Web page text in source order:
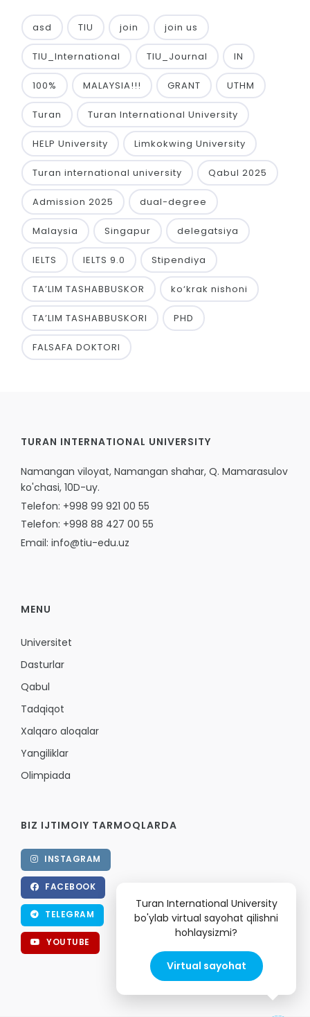
asd TIU join join us
TIU_International TIU_Journal IN
100% MALAYSIA!!! GRANT UTHM
Turan Turan International University
HELP University Limkokwing University
Turan international university Qabul 2025
Admission 2025 dual-degree
Malaysia Singapur delegatsiya
IELTS IELTS 9.0 Stipendiya
TA’LIM TASHABBUSKOR ko‘krak nishoni
TA’LIM TASHABBUSKORI PHD
FALSAFA DOKTORI
TURAN INTERNATIONAL UNIVERSITY
Namangan viloyat, Namangan shahar, Q. Mamarasulov
ko'chasi, 10D-uy.
Telefon: +998 99 921 00 55
Telefon: +998 88 427 00 55
Email: info@tiu-edu.uz
MENU
Universitet
Dasturlar
Qabul
Tadqiqot
Xalqaro aloqalar
Yangiliklar
Olimpiada
BIZ IJTIMOIY TARMOQLARDA
INSTAGRAM
FACEBOOK
TELEGRAM
YOUTUBE
Turan International University
bo'ylab virtual sayohat qilishni
hohlaysizmi?
Virtual sayohat